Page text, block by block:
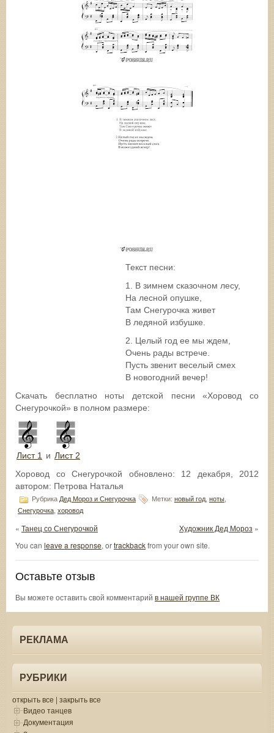
Текст песни:
1. В зимнем сказочном лесу,
На лесной опушке,
Там Снегурочка живет
В ледяной избушке.
2. Целый год ее мы ждем,
Очень рады встрече.
Пусть звенит веселый смех
В новогодний вечер!
Скачать бесплатно ноты детской песни «Хоровод со
Снегурочкой» в полном размере:
Лист 1 и Лист 2
Хоровод со Снегурочкой обновлено: 12 декабря, 2012
автором: Петрова Наталья
Рубрика Дед Мороз и Снегурочка Метки: новый год ноты
Снегурочка хоровод
« Танец со Снегурочкой Художник Дед Мороз »
You can leave a response, ortrackbackfrom your own site.
Оставьте отзыв
Вы можете оставить свой комментарий в нашей группе ВК
РЕКЛАМА
РУБРИКИ
открыть все | закрыть все
Видео танцев
Документация